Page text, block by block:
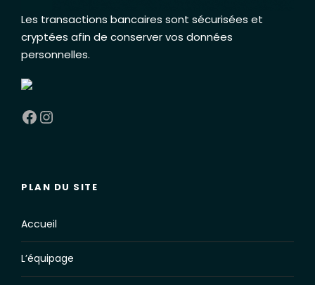
Les transactions bancaires sont sécurisées et
cryptées afin de conserver vos données
personnelles.
Facebook Instagram
PLAN DU SITE
Accueil
L’équipage